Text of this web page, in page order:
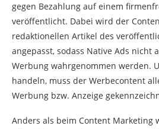
gegen Bezahlung auf einem
veröffentlicht. Dabei wird der
redaktionellen Artikel des
angepasst, sodass Native Ads nicht
Werbung wahrgenommen werden.
handeln, muss der Werbecontent
Werbung bzw. Anzeige
Anders als beim Content Marketing